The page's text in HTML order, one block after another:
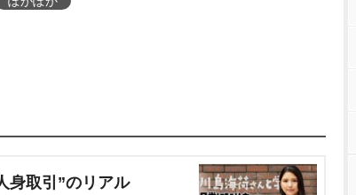
身取引”のリアル